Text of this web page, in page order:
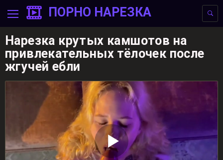
ПОРНО НАРЕЗКА
Нарезка крутых камшотов на
привлекательных тёлочек после
жгучей ебли